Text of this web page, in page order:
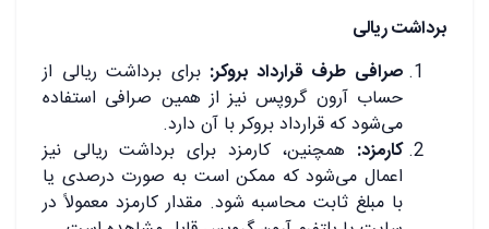
برداشت ریالی
صرافی طرف قرارداد بروکر: برای برداشت ریالی از
حساب آرون گروپس نیز از همین صرافی استفاده
می‌شود که قرارداد بروکر با آن دارد.
کارمزد: همچنین، کارمزد برای برداشت ریالی نیز
اعمال می‌شود که ممکن است به صورت درصدی یا
با مبلغ ثابت محاسبه شود. مقدار کارمزد معمولاً در